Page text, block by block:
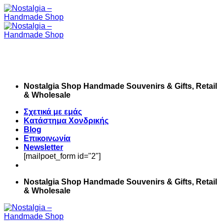
Skip
to
content
Nostalgia Shop Handmade Souvenirs & Gifts, Retail
& Wholesale
Σχετικά με εμάς
Κατάστημα Χονδρικής
Blog
Επικοινωνία
Newsletter
[mailpoet_form id="2"]
Nostalgia Shop Handmade Souvenirs & Gifts, Retail
& Wholesale